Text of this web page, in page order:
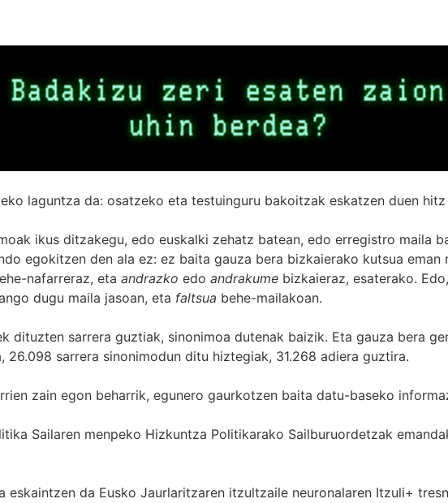
laguntza da: osatzeko eta testuinguru bakoitzak eskatzen duen
ikus ditzakegu, edo euskalki zehatz batean, edo erregistro maila
egokitzen den ala ez: ez baita gauza bera bizkaierako kutsua eman
nafarreraz, eta andrazko edo andrakume bizkaieraz, esaterako.
dugu maila jasoan, eta faltsua behe-mailakoan.
dituzten sarrera guztiak, sinonimoa dutenak baizik. Eta gauza bera
sarrera sinonimodun ditu hiztegiak, 31.268 adiera guztira.
zain egon beharrik, egunero gaurkotzen baita datu-baseko
Sailaren menpeko Hizkuntza Politikarako Sailburuordetzak
da Eusko Jaurlaritzaren itzultzaile neuronalaren Itzuli+